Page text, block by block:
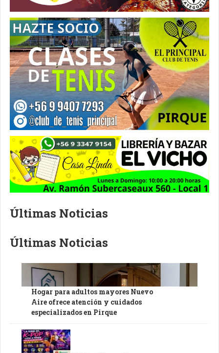
Últimas Noticias
Últimas Noticias
Hogar para adultos mayores Nuevo
Aire ofrece atención y cuidados
especializados en Pirque